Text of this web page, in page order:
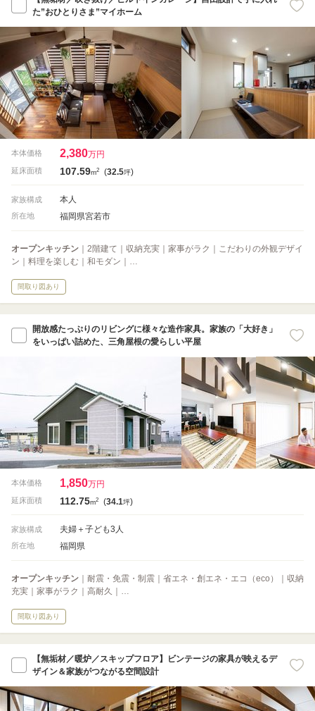
た”おひとりさま”マイホーム
本体価格 2,380万円
延床面積 107.59m2 (32.5坪)
家族構成 本人
所在地 福岡県宮若市
オープンキッチン ｜2階建て｜収納充実｜家事がラク｜こだわりの外観デザイ
ン｜料理を楽しむ｜和モダン｜…
間取り図あり
開放感たっぷりのリビングに様々な造作家具。家族の「大好き」
をいっぱい詰めた、三角屋根の愛らしい平屋
本体価格 1,850万円
延床面積 112.75m2 (34.1坪)
家族構成 夫婦＋子ども3人
所在地 福岡県
オープンキッチン ｜耐震・免震・制震｜省エネ・創エネ・エコ（eco）｜収納
充実｜家事がラク｜高耐久｜…
間取り図あり
【無垢材／暖炉／スキップフロア】ビンテージの家具が映えるデ
ザイン＆家族がつながる空間設計